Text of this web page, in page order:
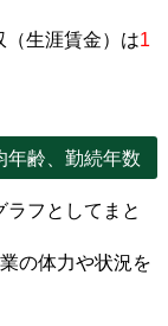
（生涯賃金）は1
年齢、勤続年数
フとしてまと
の体力や状況を